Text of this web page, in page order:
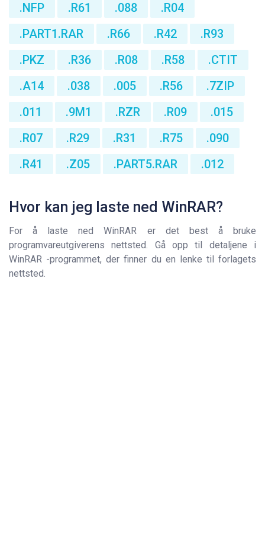
.NFP
.R61 .088
.R04
.PART1.RAR
.R66 .R42
.R93
.PKZ
.R36 .R08 .R58
.CTIT
.A14
.038 .005 .R56
.7ZIP
.011
.9M1 .RZR .R09
.015
.R07
.R29 .R31 .R75
.090
.R41
.Z05 .PART5.RAR .012
Hvor kan jeg laste ned WinRAR?
For å laste ned WinRAR er det best å bruke
programvareutgiverens nettsted. Gå opp til detaljene i
WinRAR -programmet, der finner du en lenke til forlagets
nettsted.